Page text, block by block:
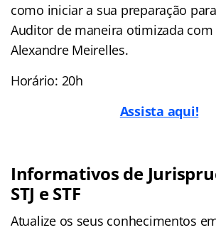
como iniciar a sua preparação
Auditor de maneira otimizada
Alexandre Meirelles.
Horário: 20h
Assista aqui!
Informativos de
STJ e STF
Atualize os seus conhecimentos